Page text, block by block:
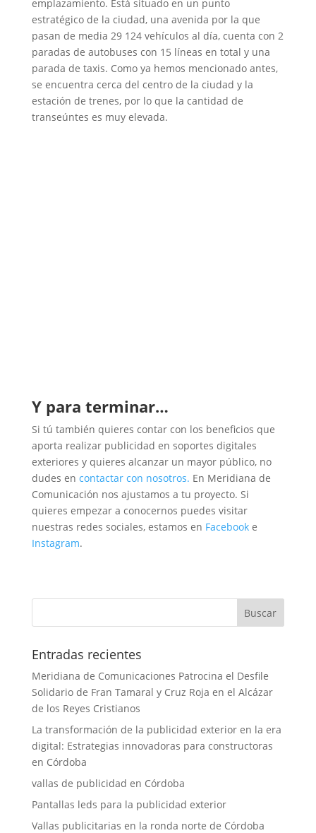
emplazamiento. Está situado en un punto
estratégico de la ciudad, una avenida por la que
pasan de media 29 124 vehículos al día, cuenta con 2
paradas de autobuses con 15 líneas en total y una
parada de taxis. Como ya hemos mencionado antes,
se encuentra cerca del centro de la ciudad y la
estación de trenes, por lo que la cantidad de
transeúntes es muy elevada.
Y para terminar…
Si tú también quieres contar con los beneficios que
aporta realizar publicidad en soportes digitales
exteriores y quieres alcanzar un mayor público, no
dudes en contactar con nosotros. En Meridiana de
Comunicación nos ajustamos a tu proyecto. Si
quieres empezar a conocernos puedes visitar
nuestras redes sociales, estamos en Facebooke
Instagram.
Entradas recientes
Meridiana de Comunicaciones Patrocina el Desfile
Solidario de Fran Tamaral y Cruz Roja en el Alcázar
de los Reyes Cristianos
La transformación de la publicidad exterior en la era
digital: Estrategias innovadoras para constructoras
en Córdoba
vallas de publicidad en Córdoba
Pantallas leds para la publicidad exterior
Vallas publicitarias en la ronda norte de Córdoba